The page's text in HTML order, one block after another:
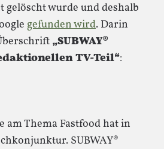
gelöscht wurde und deshalb
gefunden wird. Darin
„SUBWAY®
TV-Teil“:
am Thema Fastfood hat in
SUBWAY®